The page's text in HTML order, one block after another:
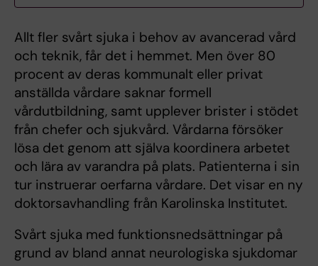
Allt fler svårt sjuka i behov av avancerad vård
och teknik, får det i hemmet. Men över 80
procent av deras kommunalt eller privat
anställda vårdare saknar formell
vårdutbildning, samt upplever brister i stödet
från chefer och sjukvård. Vårdarna försöker
lösa det genom att själva koordinera arbetet
och lära av varandra på plats. Patienterna i sin
tur instruerar oerfarna vårdare. Det visar en ny
doktorsavhandling från Karolinska Institutet.
Svårt sjuka med funktionsnedsättningar på
grund av bland annat neurologiska sjukdomar